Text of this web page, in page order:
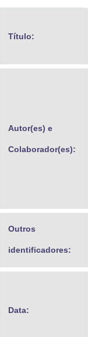
Banco Central do Brasil
Título:
Autor(es) e
Colaborador(es):
Outros
identificadores:
Data: